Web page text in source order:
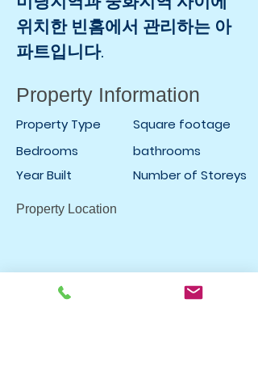
위치한 빈홈에서 관리하는 아
파트입니다.
Property Information
Property Type
Bedrooms
Year Built
Square footage
bathrooms
Number of Storeys
Property Location